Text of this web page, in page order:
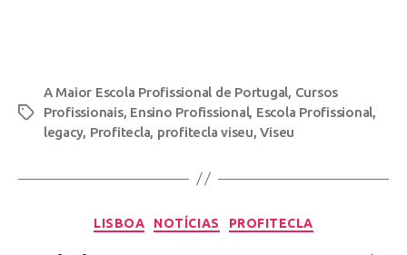
A Maior Escola Profissional de Portugal, Cursos
Profissionais, Ensino Profissional, Escola Profissional,
legacy, Profitecla, profitecla viseu,Viseu
LISBOA NOTÍCIAS PROFITECLA